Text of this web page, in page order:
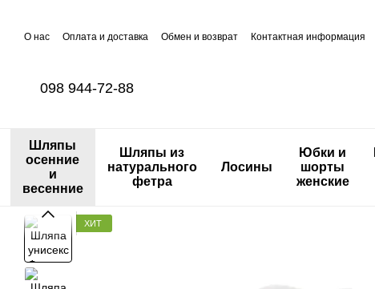
О нас Оплата и доставка Обмен и возврат Контактная информация
098 944-72-88
Шляпы
осенние
и
весенние
Шляпы из
натурального
фетра
Лосины
Юбки и
шорты
женские
ХИТ